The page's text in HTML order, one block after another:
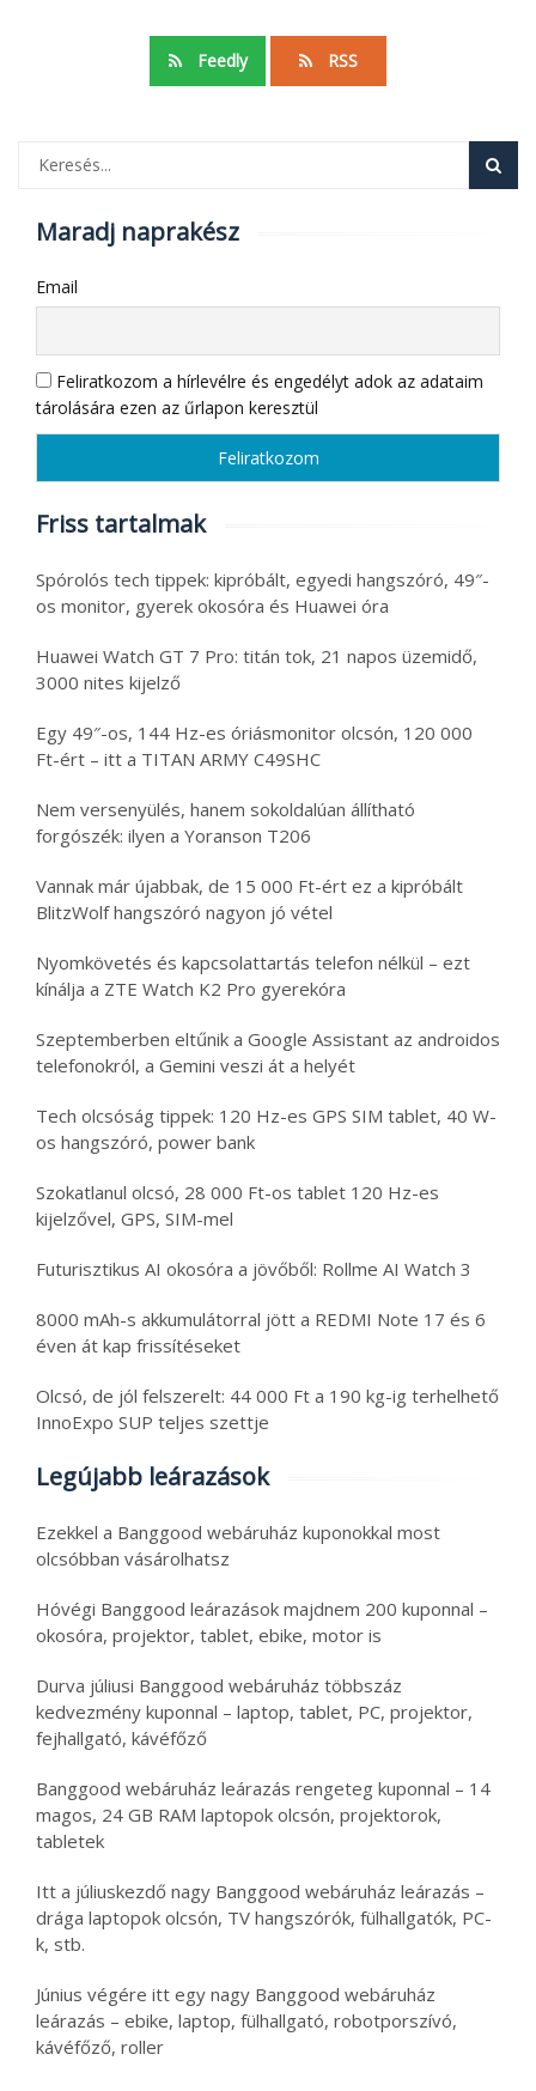
Feedly RSS
Maradj naprakész
Email
Feliratkozom a hírlevélre és engedélyt adok az adataim
tárolására ezen az űrlapon keresztül
Friss tartalmak
Spórolós tech tippek: kipróbált, egyedi hangszóró, 49″-
os monitor, gyerek okosóra és Huawei óra
Huawei Watch GT 7 Pro: titán tok, 21 napos üzemidő,
3000 nites kijelző
Egy 49″-os, 144 Hz-es óriásmonitor olcsón, 120 000
Ft-ért – itt a TITAN ARMY C49SHC
Nem versenyülés, hanem sokoldalúan állítható
forgószék: ilyen a Yoranson T206
Vannak már újabbak, de 15 000 Ft-ért ez a kipróbált
BlitzWolf hangszóró nagyon jó vétel
Nyomkövetés és kapcsolattartás telefon nélkül – ezt
kínálja a ZTE Watch K2 Pro gyerekóra
Szeptemberben eltűnik a Google Assistant az androidos
telefonokról, a Gemini veszi át a helyét
Tech olcsóság tippek: 120 Hz-es GPS SIM tablet, 40 W-
os hangszóró, power bank
Szokatlanul olcsó, 28 000 Ft-os tablet 120 Hz-es
kijelzővel, GPS, SIM-mel
Futurisztikus AI okosóra a jövőből: Rollme AI Watch 3
8000 mAh-s akkumulátorral jött a REDMI Note 17 és 6
éven át kap frissítéseket
Olcsó, de jól felszerelt: 44 000 Ft a 190 kg-ig terhelhető
InnoExpo SUP teljes szettje
Legújabb leárazások
Ezekkel a Banggood webáruház kuponokkal most
olcsóbban vásárolhatsz
Hóvégi Banggood leárazások majdnem 200 kuponnal –
okosóra, projektor, tablet, ebike, motor is
Durva júliusi Banggood webáruház többszáz
kedvezmény kuponnal – laptop, tablet, PC, projektor,
fejhallgató, kávéfőző
Banggood webáruház leárazás rengeteg kuponnal – 14
magos, 24 GB RAM laptopok olcsón, projektorok,
tabletek
Itt a júliuskezdő nagy Banggood webáruház leárazás –
drága laptopok olcsón, TV hangszórók, fülhallgatók, PC-
k, stb.
Június végére itt egy nagy Banggood webáruház
leárazás – ebike, laptop, fülhallgató, robotporszívó,
kávéfőző, roller